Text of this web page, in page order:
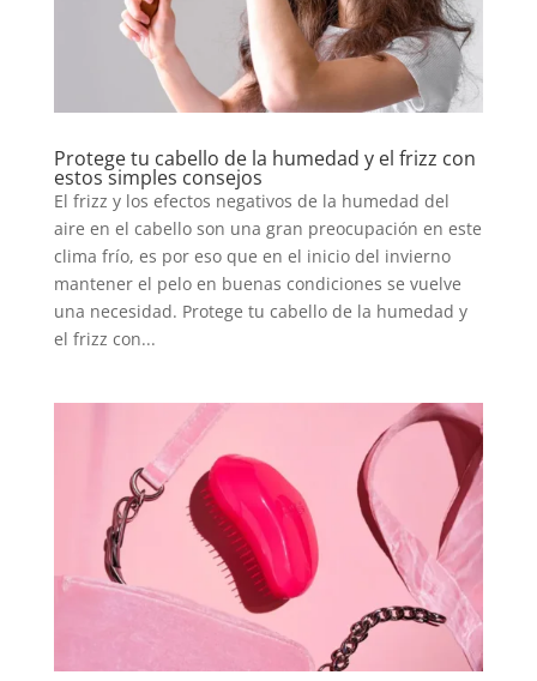
Protege tu cabello de la humedad y el frizz con
estos simples consejos
El frizz y los efectos negativos de la humedad del
aire en el cabello son una gran preocupación en este
clima frío, es por eso que en el inicio del invierno
mantener el pelo en buenas condiciones se vuelve
una necesidad. Protege tu cabello de la humedad y
el frizz con...